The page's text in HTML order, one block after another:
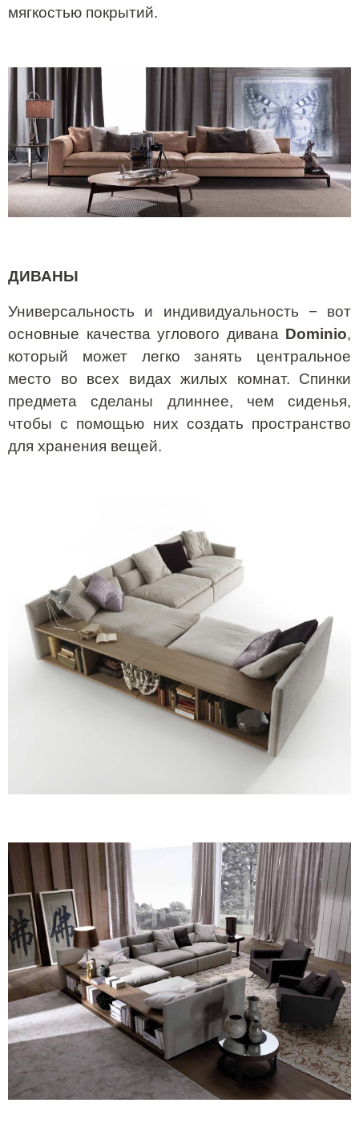
мягкостью покрытий.
ДИВАНЫ
Универсальность и индивидуальность − вот
основные качества углового дивана Dominio,
который может легко занять центральное
место во всех видах жилых комнат. Спинки
предмета сделаны длиннее, чем сиденья,
чтобы с помощью них создать пространство
для хранения вещей.